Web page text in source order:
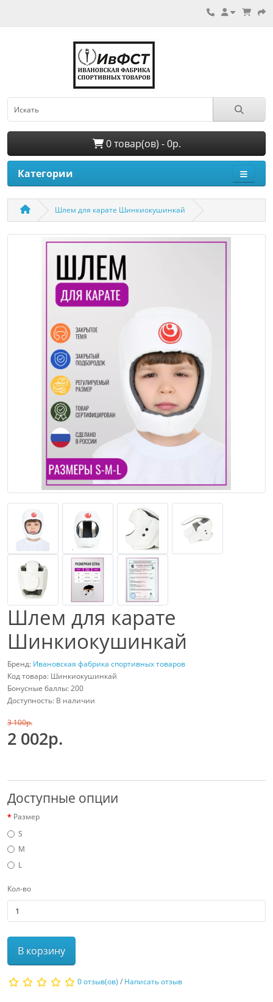
0 товар(ов) - 0p.
Категории
Шлем для карате Шинкиокушинкай
Шлем для карате
Шинкиокушинкай
Бренд: Ивановская фабрика спортивных товаров
Код товара: Шинкиокушинкай
Бонусные баллы: 200
Доступность: В наличии
3 100p.
2 002p.
Доступные опции
Размер
S
M
L
Кол-во
В корзину
0 отзыв(ов) / Написать отзыв